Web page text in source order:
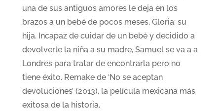
una de sus antiguos amores le deja en los
brazos a un bebé de pocos meses, Gloria: su
hija. Incapaz de cuidar de un bebé y decidido a
devolverle la niña a su madre, Samuel se va a a
Londres para tratar de encontrarla pero no
tiene éxito. Remake de ‘No se aceptan
devoluciones’ (2013), la película mexicana más
exitosa de la historia.